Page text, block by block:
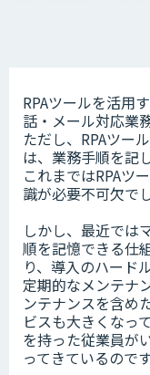
RPAツールを活用
話・メール対応業
ただし、RPAツー
は、業務手順を記
これまではRPAツ
識が必要不可欠で
しかし、最近では
順を記憶できる仕
り、導入のハード
定期的なメンテナ
ンテナンスを含め
ビスも大きくなっ
を持った従業員が
ってきているのです